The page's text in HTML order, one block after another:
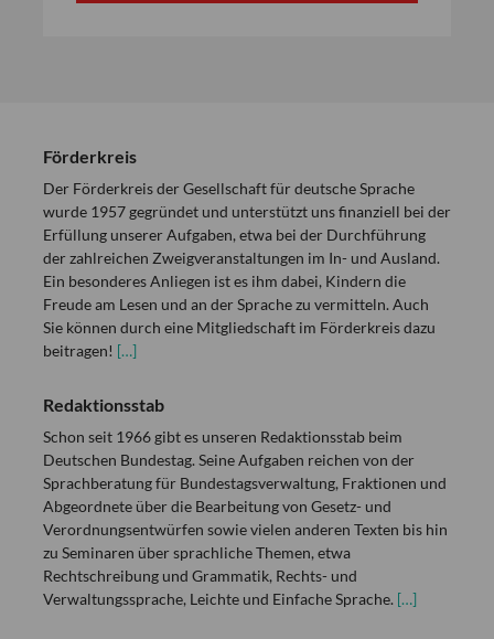
Förderkreis
Der Förderkreis der Gesellschaft für deutsche Sprache
wurde 1957 gegründet und unterstützt uns finanziell bei der
Erfüllung unserer Aufgaben, etwa bei der Durchführung
der zahlreichen Zweigveranstaltungen im In- und Ausland.
Ein besonderes Anliegen ist es ihm dabei, Kindern die
Freude am Lesen und an der Sprache zu vermitteln. Auch
Sie können durch eine Mitgliedschaft im Förderkreis dazu
beitragen! […]
Redaktionsstab
Schon seit 1966 gibt es unseren Redaktionsstab beim
Deutschen Bundestag. Seine Aufgaben reichen von der
Sprachberatung für Bundestagsverwaltung, Fraktionen und
Abgeordnete über die Bearbeitung von Gesetz- und
Verordnungsentwürfen sowie vielen anderen Texten bis hin
zu Seminaren über sprachliche Themen, etwa
Rechtschreibung und Grammatik, Rechts- und
Verwaltungssprache, Leichte und Einfache Sprache. […]